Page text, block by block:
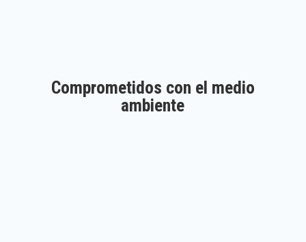
Comprometidos con el medio
ambiente